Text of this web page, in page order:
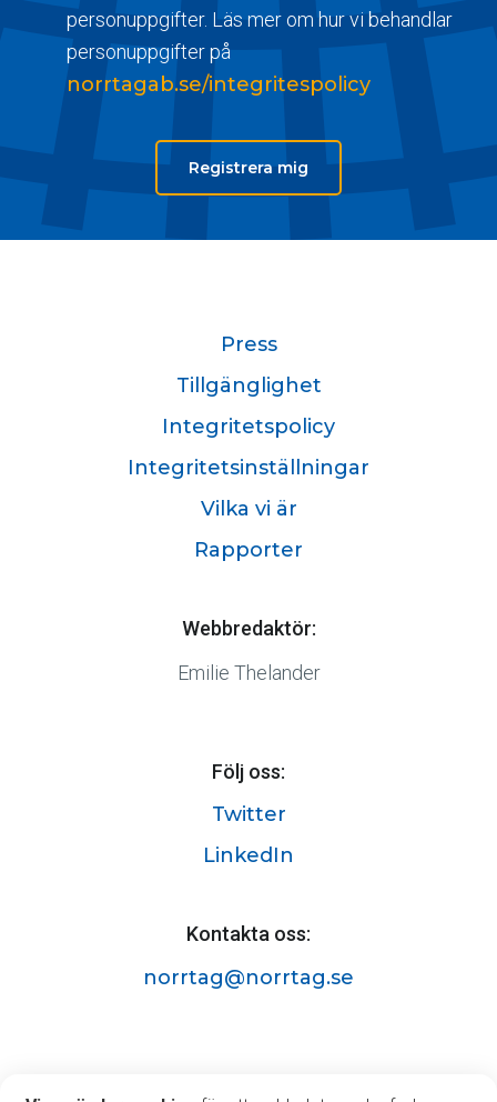
personuppgifter. Läs mer om hur vi behandlar
personuppgifter på
norrtagab.se/integritespolicy
Registrera mig
Kontakta oss:
norrtag@norrtag.se
Press
Tillgänglighet
Integritetspolicy
Integritetsinställningar
Vilka vi är
Rapporter
Webbredaktör:
Emilie Thelander
Följ oss:
Twitter
LinkedIn